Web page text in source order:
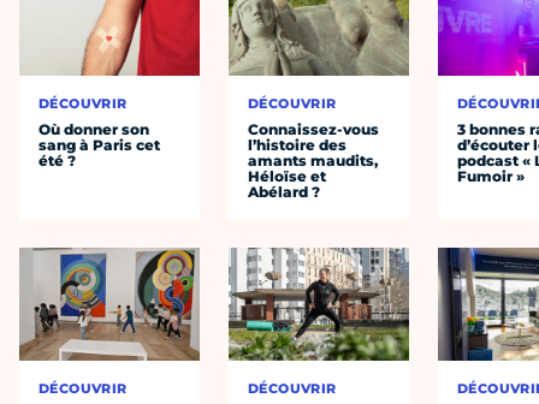
DÉCOUVRIR
Où donner son
sang à Paris cet
été ?
DÉCOUVRIR
DÉCOUVRIR
Connaissez-vous
l’histoire des
amants maudits,
Héloïse et
Abélard ?
DÉCOUVRIR
3 bonnes
d’écouter
podcast «
Fumoir »